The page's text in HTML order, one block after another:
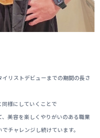
リストデビューまでの期間の長さ
様にしていくことで
美容を楽しくやりがいのある職業
チャレンジし続けています。